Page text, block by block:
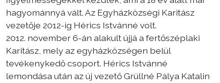
hagyománnyá vált. Az Egyházközségi Karitász
vezetője 2012-ig Hérics Istvánné volt.
2012. november 6-án alakult újjá a fertőszéplaki
Karitász, mely az egyházközségen belül
tevékenykedő csoport. Hérics Istvánné
lemondása után az új vezető Grüllné Pálya Katalin